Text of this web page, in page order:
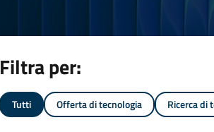
Filtra per:
Tutti Offerta di tecnologia Ricerca di